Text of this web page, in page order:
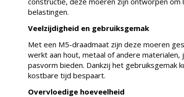
belastingen.
Veelzijdigheid en gebruiksgemak
Met een M5-draadmaat zijn deze moeren
werkt aan hout, metaal of andere
pasvorm bieden. Dankzij het gebruiksgemak
kostbare tijd bespaart.
Overvloedige hoeveelheid